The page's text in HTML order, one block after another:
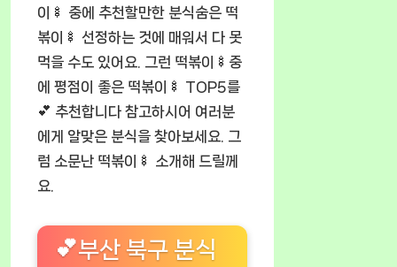
이🍢 중에 추천할만한 분식숨은 떡
볶이🍢 선정하는 것에 매워서 다 못
먹을 수도 있어요. 그런 떡볶이🍢중
에 평점이 좋은 떡볶이🍢 TOP5를
💕 추천합니다 참고하시어 여러분
에게 알맞은 분식을 찾아보세요. 그
럼 소문난 떡볶이🍢 소개해 드릴께
요.
💕부산 북구 분식